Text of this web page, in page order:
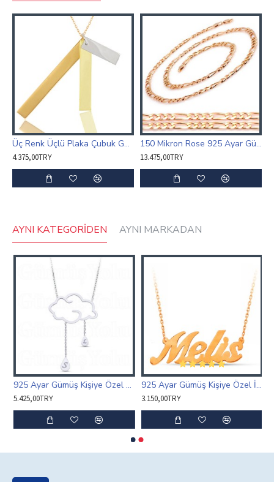
Üç Renk Üçlü Plaka Çubuk Gümüş Kadın Kolye 925 Ayar
4.375,00TRY
150 Mikron Rose 925 Ayar Gümüş Kolye
13.475,00TRY
AYNI KATEGORIDEN AYNI MARKADAN
925 Ayar Gümüş Kişiye Özel Harfli Bulut ve Yağmur Damlaları Kolye
5.425,00TRY
925 Ayar Gümüş Kişiye Özel İsim Kolye Popüler
3.150,00TRY